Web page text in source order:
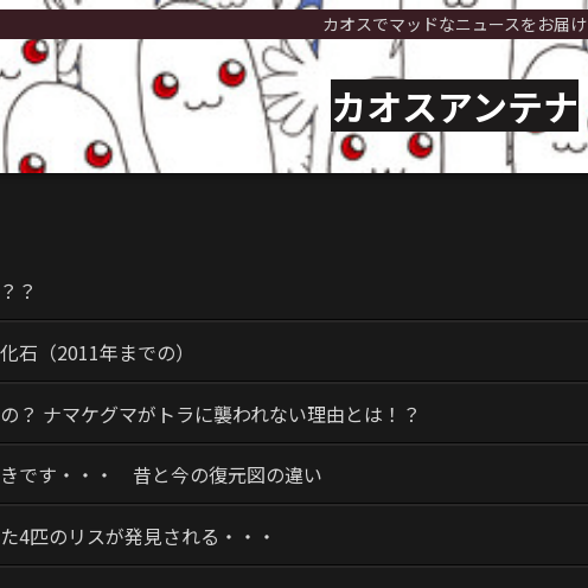
カオスでマッドなニュースをお届け
カオスアンテナ
？
石（2011年までの）
？ ナマケグマがトラに襲われない理由とは！？
です・・・ 昔と今の復元図の違い
4匹のリスが発見される・・・